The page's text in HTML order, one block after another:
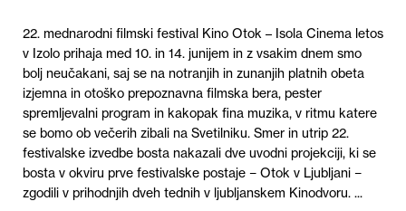
22. mednarodni filmski festival Kino Otok – Isola Cinema letos
v Izolo prihaja med 10. in 14. junijem in z vsakim dnem smo
bolj neučakani, saj se na notranjih in zunanjih platnih obeta
izjemna in otoško prepoznavna filmska bera, pester
spremljevalni program in kakopak fina muzika, v ritmu katere
se bomo ob večerih zibali na Svetilniku. Smer in utrip 22.
festivalske izvedbe bosta nakazali dve uvodni projekciji, ki se
bosta v okviru prve festivalske postaje − Otok v Ljubljani −
zgodili v prihodnjih dveh tednih v ljubljanskem Kinodvoru. ...